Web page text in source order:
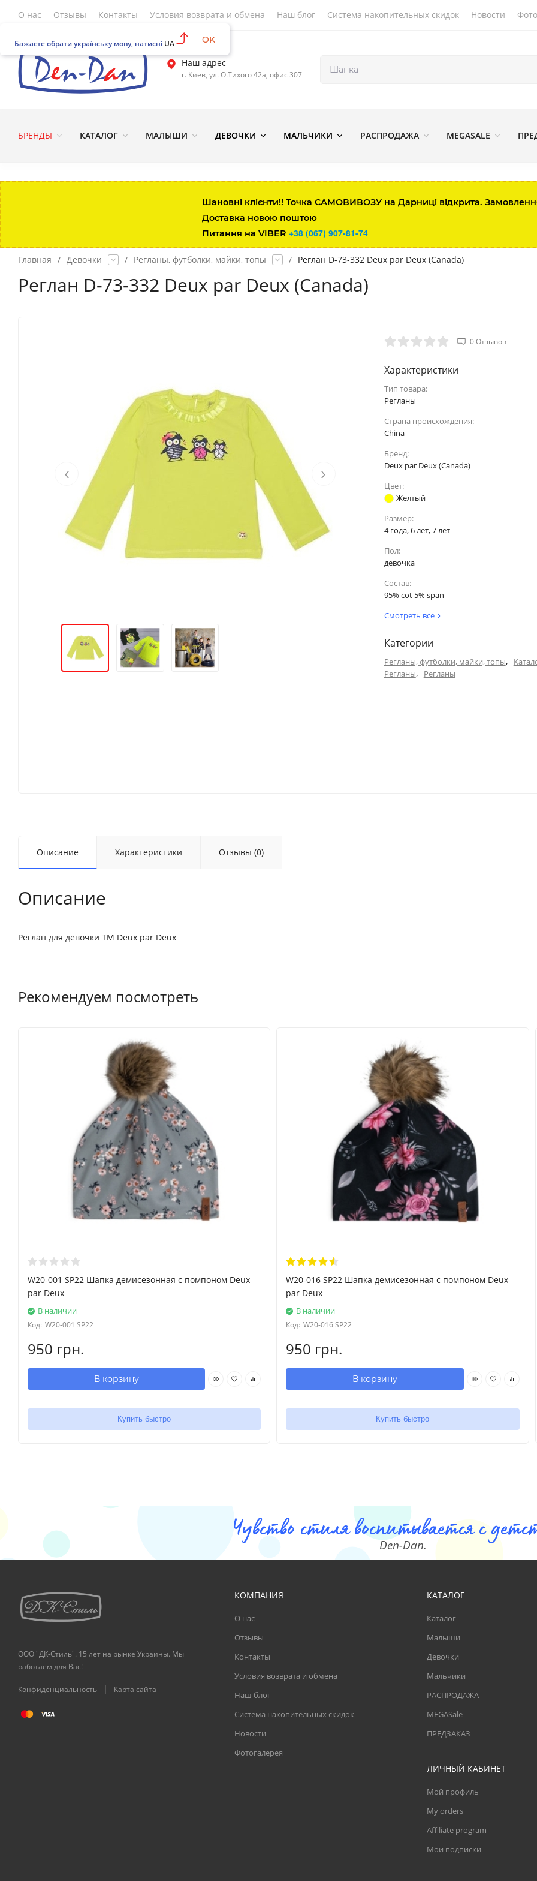
О нас Отзывы Контакты Условия возврата и обмена Наш блог Система накопительных скидок Новости
Наш адрес
г. Киев, ул. О.Тихого 42а, офис 307
БРЕНДЫ КАТАЛОГ МАЛЫШИ ДЕВОЧКИ МАЛЬЧИКИ РАСПРОДАЖА MEGASALE
Шановні клієнти!! Точка САМОВИВОЗУ на Дарниці відкрита.
Доставка новою поштою
Питання на VIBER +38 (067) 907-81-74
Главная / Девочки / Регланы, футболки, майки, топы / Реглан D-73-332 Deux par Deux (Canada)
Реглан D-73-332 Deux par Deux (Canada)
‹ ›
0 Отзывов
Характеристики
Тип товара:
Регланы
Страна происхождения:
China
Бренд:
Deux par Deux (Canada)
Цвет:
Желтый
Размер:
4 года, 6 лет, 7 лет
Пол:
девочка
Состав:
95% cot 5% span
Смотреть все
Категории
Регланы, футболки, майки, топы,
Регланы, Регланы
Описание Характеристики Отзывы (0)
Описание
Реглан для девочки ТМ Deux par Deux
Рекомендуем посмотреть
W20-001 SP22 Шапка демисезонная с помпоном Deux
par Deux
В наличии
Код: W20-001 SP22
950 грн.
В корзину
Купить быстро
W20-016 SP22 Шапка демисезонная с помпоном Deux
par Deux
В наличии
Код: W20-016 SP22
950 грн.
В корзину
Купить быстро
Чувство стиля воспитывается с
Den-Dan.
ООО "ДК-Стиль". 15 лет на рынке Украины. Мы
работаем для Вас!
Конфиденциальность | Карта сайта
КОМПАНИЯ
О нас
Отзывы
Контакты
Условия возврата и обмена
Наш блог
Система накопительных скидок
Новости
Фотогалерея
КАТАЛОГ
Каталог
Малыши
Девочки
Мальчики
РАСПРОДАЖА
MEGASale
ПРЕДЗАКАЗ
ЛИЧНЫЙ КАБИНЕТ
Мой профиль
My orders
Affiliate program
Мои подписки
Бажаєте обрати українську мову, натисні UA OK